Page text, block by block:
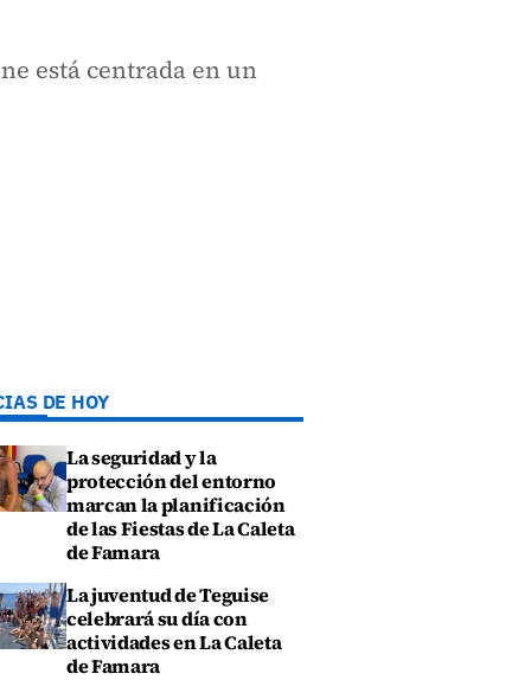
está centrada en un
DE HOY
La seguridad y la
protección del entorno
marcan la planificación
de las Fiestas de La Caleta
de Famara
La juventud de Teguise
celebrará su día con
actividades en La Caleta
de Famara